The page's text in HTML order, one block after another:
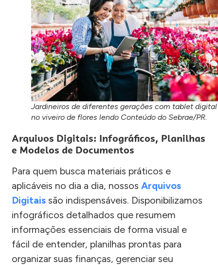
Jardineiros de diferentes gerações com tablet digital
no viveiro de flores lendo Conteúdo do Sebrae/PR.
Arquivos Digitais: Infográficos, Planilhas
e Modelos de Documentos
Para quem busca materiais práticos e
aplicáveis no dia a dia, nossos Arquivos
Digitais são indispensáveis. Disponibilizamos
infográficos detalhados que resumem
informações essenciais de forma visual e
fácil de entender, planilhas prontas para
organizar suas finanças, gerenciar seu